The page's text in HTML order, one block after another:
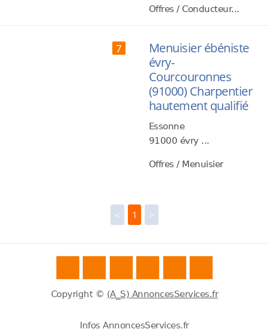
Offres / Conducteur...
7
Menuisier ébéniste
évry-
Courcouronnes
(91000) Charpentier
hautement qualifié
Essonne
91000 évry ...
Offres / Menuisier
< 1 >
Copyright © (A_S) AnnoncesServices.fr
Infos AnnoncesServices.fr